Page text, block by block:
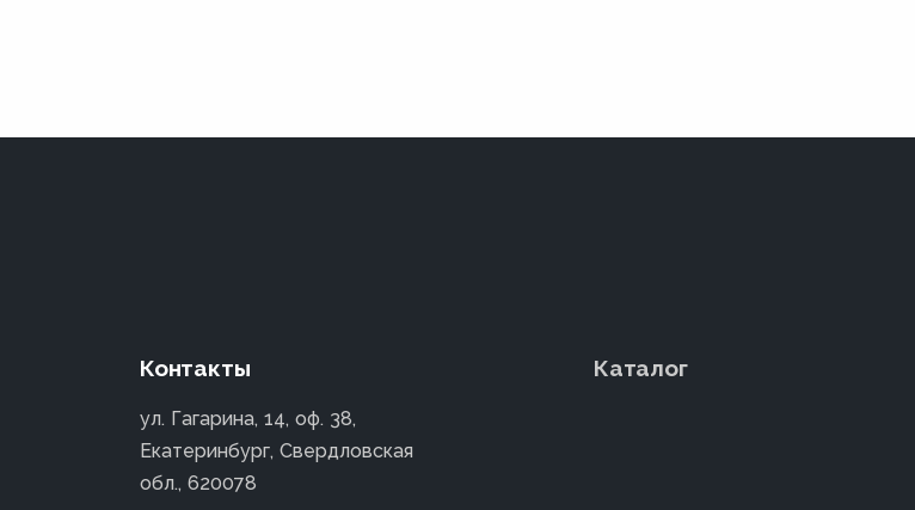
Контакты
ул. Гагарина, 14, оф. 38,
Екатеринбург, Свердловская
обл., 620078
Каталог